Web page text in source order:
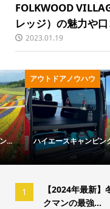
FOLKWOOD
レッジ）の魅力や
2023.01.19
アウトドア用品
冬キャンプの寒さ対策ガイド
1
【2024年最新
クマンの最強...